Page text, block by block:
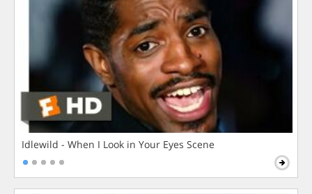
Idlewild - When I Look in Your Eyes Scene